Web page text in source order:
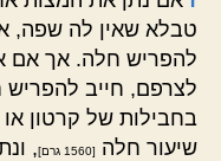
טבלא שאין לה שפה,
להפריש חלה. אך אם
לצרפם, חייב להפריש
בחבילות של קרטון או
שיעור חלה
[1560 גרם]
,